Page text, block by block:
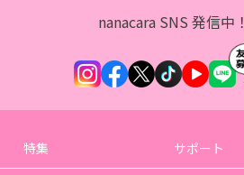
nanacara SNS 発信中！
特集 サポート